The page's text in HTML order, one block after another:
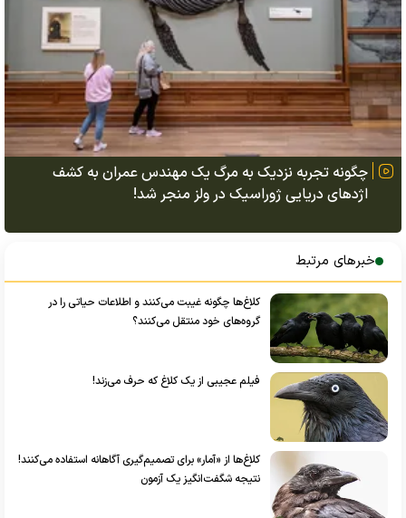
چگونه تجربه نزدیک به مرگ یک مهندس عمران به کشف
اژد‌های دریایی ژوراسیک در ولز منجر شد!
خبرهای مرتبط
کلاغ‌ها چگونه غیبت می‌کنند و اطلاعات حیاتی را در
گروه‌های خود منتقل می‌کنند؟
فیلم عجیبی از یک کلاغ که حرف می‌زند!
کلاغ‌ها از «آمار» برای تصمیم‌گیری آگاهانه استفاده می‌کنند!
نتیجه شگفت‌انگیز یک آزمون